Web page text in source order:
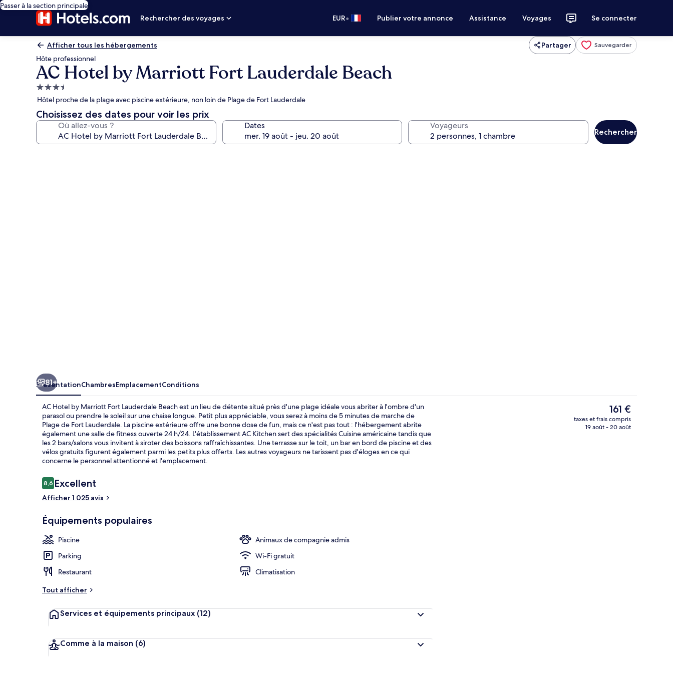
Passer à la section principale
Rechercher des voyages
EUR• Publier votre annonce Assistance Voyages Se connecter
Afficher tous les hébergements Partager Sauvegarder
Hôte professionnel
AC Hotel by Marriott Fort Lauderdale Beach
Hébergement
3.5 étoiles
Hôtel proche de la plage avec piscine extérieure, non loin de Plage de Fort Lauderdale
Choisissez des dates pour voir les prix
Où allez-vous ? Dates Voyageurs
Rechercher
Extérieur
81+
PrésentationChambresEmplacementConditions
AC Hotel by Marriott Fort Lauderdale Beach est un lieu de détente situé près d'une plage idéale vous abriter à l'ombre d'un
parasol ou prendre le soleil sur une chaise longue. Petit plus appréciable, vous serez à moins de 5 minutes de marche de
Plage de Fort Lauderdale. La piscine extérieure offre une bonne dose de fun, mais ce n'est pas tout : l'hébergement abrite
également une salle de fitness ouverte 24 h/24. L'établissement AC Kitchen sert des spécialités Cuisine américaine tandis que
les 2 bars/salons vous invitent à siroter des boissons raffraîchissantes. Une terrasse sur le toit, un bar en bord de piscine et des
vélos gratuits figurent également parmi les petits plus offerts. Les autres voyageurs ne tarissent pas d'éloges en ce qui
concerne le personnel attentionné et l'emplacement.
Avis
voyageurs
8,68,6 sur 10
Excellent
Afficher 1 025 avis
Équipements populaires
Piscine
Animaux de compagnie admis
Parking
Wi-Fi gratuit
Restaurant
Climatisation
Tout afficher
Services et équipements principaux (12)
Comme à la maison (6)
Le
prix
actuel
161 €
taxes et frais compris
19 août - 20 août